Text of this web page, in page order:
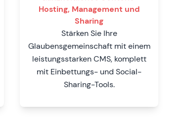
Hosting, Management und
Sharing
Stärken Sie Ihre
Glaubensgemeinschaft mit einem
leistungsstarken CMS, komplett
mit Einbettungs- und Social-
Sharing-Tools.